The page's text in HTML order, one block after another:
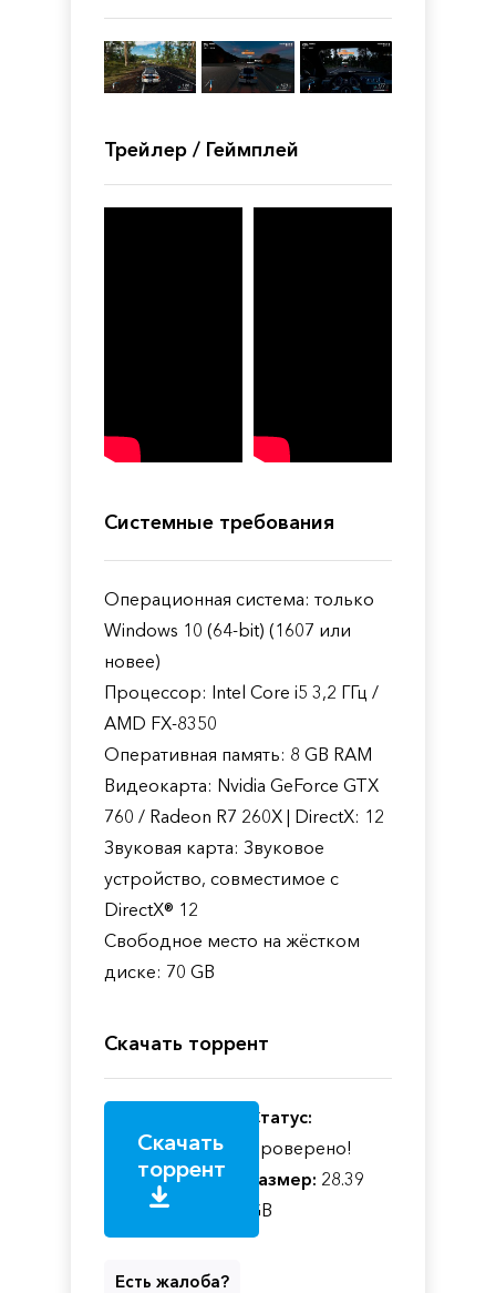
Трейлер / Геймплей
Системные требования
Операционная система: только
Windows 10 (64-bit) (1607 или
новее)
Процессор: Intel Core i5 3,2 ГГц /
AMD FX-8350
Оперативная память: 8 GB RAM
Видеокарта: Nvidia GeForce GTX
760 / Radeon R7 260X | DirectX: 12
Звуковая карта: Звуковое
устройство, совместимое с
DirectX® 12
Свободное место на жёстком
диске: 70 GB
Скачать торрент
Скачать
торрент
Статус:
Проверено!
Размер: 28.39
GB
Есть жалоба?